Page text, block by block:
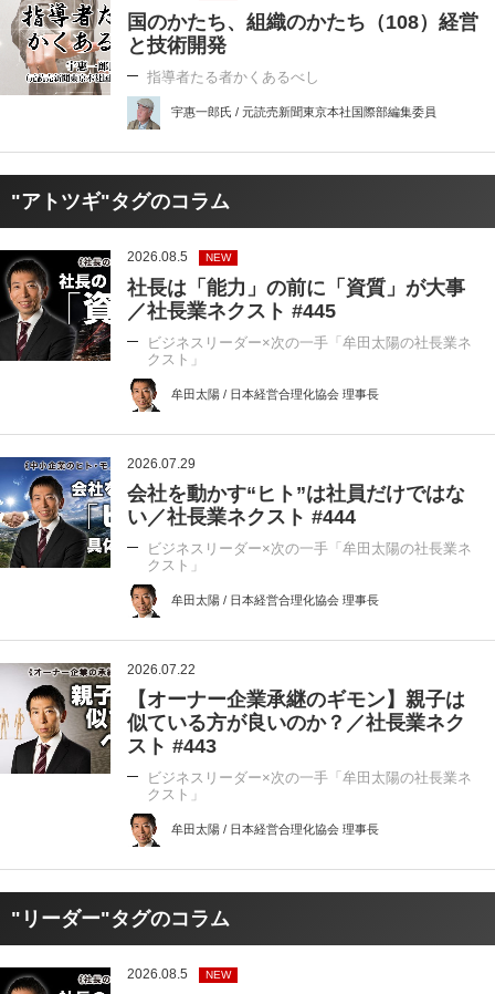
国のかたち、組織のかたち（108）経営
と技術開発
指導者たる者かくあるべし
宇惠一郎氏 / 元読売新聞東京本社国際部編集委員
"アトツギ"タグのコラム
2026.08.5 NEW
社長は「能力」の前に「資質」が大事
／社長業ネクスト #445
ビジネスリーダー×次の一手「牟田太陽の社長業ネ
クスト」
牟田太陽 / 日本経営合理化協会 理事長
2026.07.29
会社を動かす“ヒト”は社員だけではな
い／社長業ネクスト #444
ビジネスリーダー×次の一手「牟田太陽の社長業ネ
クスト」
牟田太陽 / 日本経営合理化協会 理事長
2026.07.22
【オーナー企業承継のギモン】親子は
似ている方が良いのか？／社長業ネク
スト #443
ビジネスリーダー×次の一手「牟田太陽の社長業ネ
クスト」
牟田太陽 / 日本経営合理化協会 理事長
"リーダー"タグのコラム
2026.08.5 NEW